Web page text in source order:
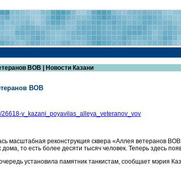
ВОВ | Новости Казани
ВОВ
26618-v_kazani_poyavilas_alleya_veteranov_vov
масштабная реконструкция сквера «Аллея ветеранов
то есть более десяти тысяч человек. Теперь здесь
установила памятник танкистам, сообщает мэрия